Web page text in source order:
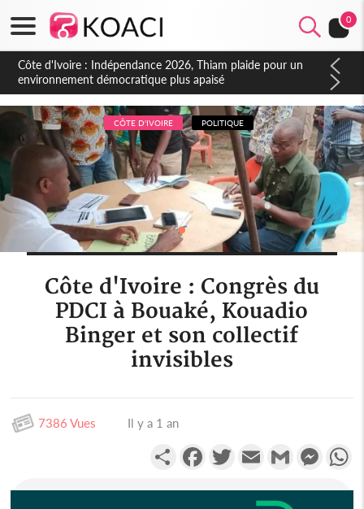
0
Côte d'Ivoire : Concours INFAS 2026, les convocations
seront disponibles à compter du samedi
CÔTE D'IVOIRE POLITIQUE
Côte d'Ivoire : Congrès du
PDCI à Bouaké, Kouadio
Binger et son collectif
invisibles
7386 Vues Il y a 1 an
PartagerFacebookTwitterEmail Gmail